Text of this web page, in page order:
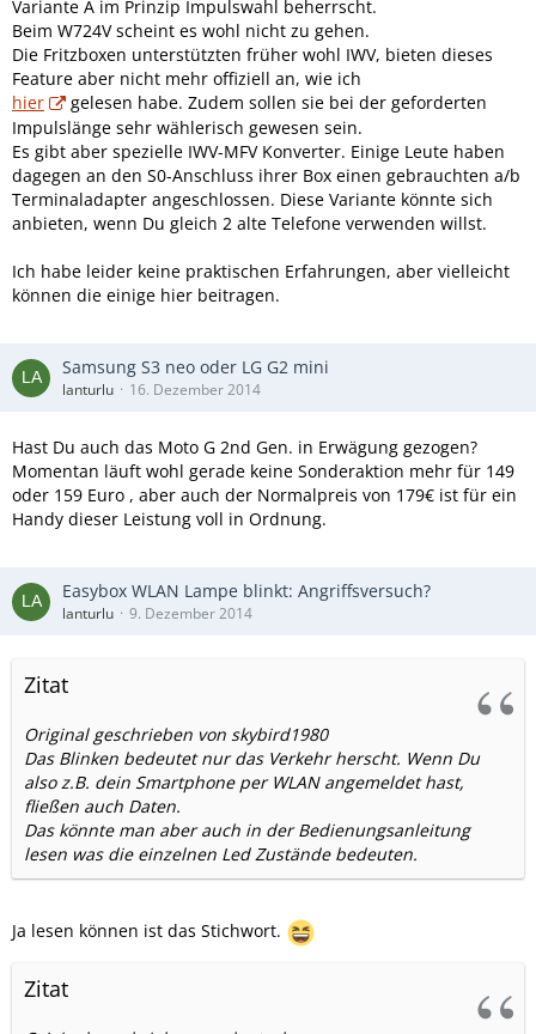
Variante A im Prinzip Impulswahl beherrscht.
Beim W724V scheint es wohl nicht zu gehen.
Die Fritzboxen unterstützten früher wohl IWV, bieten dieses
Feature aber nicht mehr offiziell an, wie ich
hier
gelesen habe. Zudem sollen sie bei der geforderten
Impulslänge sehr wählerisch gewesen sein.
Es gibt aber spezielle IWV-MFV Konverter. Einige Leute haben
dagegen an den S0-Anschluss ihrer Box einen gebrauchten a/b
Terminaladapter angeschlossen. Diese Variante könnte sich
anbieten, wenn Du gleich 2 alte Telefone verwenden willst.
Ich habe leider keine praktischen Erfahrungen, aber vielleicht
können die einige hier beitragen.
Samsung S3 neo oder LG G2 mini
lanturlu 16. Dezember 2014
Hast Du auch das Moto G 2nd Gen. in Erwägung gezogen?
Momentan läuft wohl gerade keine Sonderaktion mehr für 149
oder 159 Euro , aber auch der Normalpreis von 179€ ist für ein
Handy dieser Leistung voll in Ordnung.
Easybox WLAN Lampe blinkt: Angriffsversuch?
lanturlu 9. Dezember 2014
Zitat
Original geschrieben von skybird1980
Das Blinken bedeutet nur das Verkehr herscht. Wenn Du
also z.B. dein Smartphone per WLAN angemeldet hast,
fließen auch Daten.
Das könnte man aber auch in der Bedienungsanleitung
lesen was die einzelnen Led Zustände bedeuten.
Ja lesen können ist das Stichwort.
Zitat